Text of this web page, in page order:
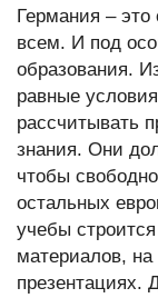
Германия – это
всем. И под
образования.
равные
рассчитывать
знания. Они
чтобы
остальных
учебы
материалов, на
презентациях.